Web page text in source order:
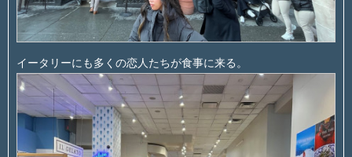
イータリーにも多くの恋人たちが食事に来る。